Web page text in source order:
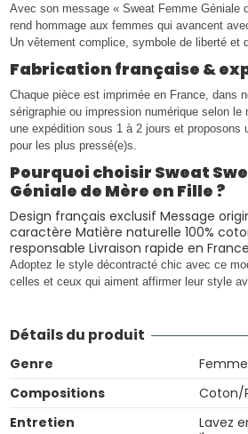
Avec son message « Sweat Femme Géniale
rend hommage aux femmes qui avancent
Un vêtement complice, symbole de liberté et
Fabrication française &
Chaque pièce est imprimée en France, dans
sérigraphie ou impression numérique selon le
une expédition sous 1 à 2 jours et proposons
pour les plus pressé(e)s.
Pourquoi choisir Sweat
Géniale de Mère en Fille ?
Design français exclusif Message
caractère Matière naturelle 100%
responsable Livraison rapide en France
Adoptez le style décontracté chic avec ce
celles et ceux qui aiment affirmer leur style
Détails du produit
Genre
Femme
Compositions
Coton/
Entretien
Lavez